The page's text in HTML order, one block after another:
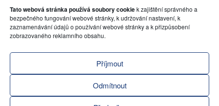
Tato webová stránka používá soubory cookiek zajištění správného a
bezpečného fungování webové stránky, k udržování nastavení, k
zaznamenávání údajů o používání webové stránky a k přizpůsobení
zobrazovaného reklamního obsahu.
Příjmout
Odmítnout